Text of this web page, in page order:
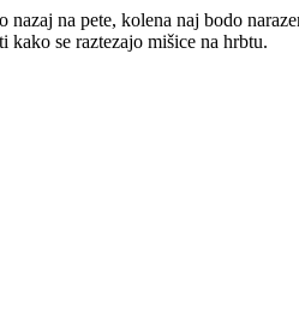
na pete, kolena naj bodo
se raztezajo mišice na hrbtu.